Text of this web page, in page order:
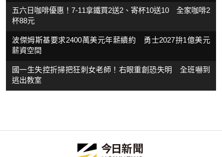
五六日咖啡優惠！7-11拿鐵買2送2、寄杯10送10 全家咖啡2
杯88元
波傑姆斯基要求2400萬美元年薪續約 勇士2027拚1億美元
薪資空間
國一生失控折掃把狂刺女老師！右眼重創恐失明 全班嚇到
逃出教室